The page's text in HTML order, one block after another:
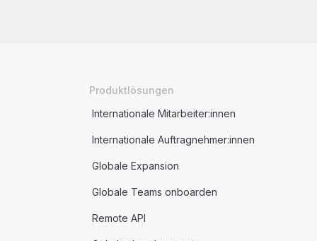
Produktlösungen
Internationale Mitarbeiter:innen
Internationale Auftragnehmer:innen
Globale Expansion
Globale Teams onboarden
Remote API